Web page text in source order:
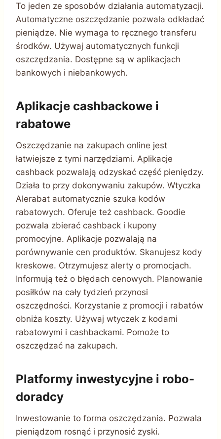
To jeden ze sposobów działania automatyzacji.
Automatyczne oszczędzanie pozwala odkładać
pieniądze. Nie wymaga to ręcznego transferu
środków. Używaj automatycznych funkcji
oszczędzania. Dostępne są w aplikacjach
bankowych i niebankowych.
Aplikacje cashbackowe i
rabatowe
Oszczędzanie na zakupach online jest
łatwiejsze z tymi narzędziami. Aplikacje
cashback pozwalają odzyskać część pieniędzy.
Działa to przy dokonywaniu zakupów. Wtyczka
Alerabat automatycznie szuka kodów
rabatowych. Oferuje też cashback. Goodie
pozwala zbierać cashback i kupony
promocyjne. Aplikacje pozwalają na
porównywanie cen produktów. Skanujesz kody
kreskowe. Otrzymujesz alerty o promocjach.
Informują też o błędach cenowych. Planowanie
posiłków na cały tydzień przynosi
oszczędności. Korzystanie z promocji i rabatów
obniża koszty. Używaj wtyczek z kodami
rabatowymi i cashbackami. Pomoże to
oszczędzać na zakupach.
Platformy inwestycyjne i robo-
doradcy
Inwestowanie to forma oszczędzania. Pozwala
pieniądzom rosnąć i przynosić zyski.